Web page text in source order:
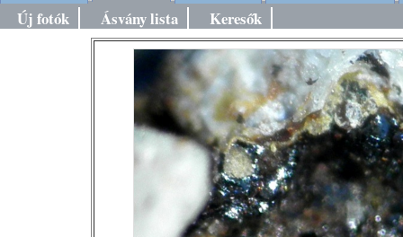
Új fotók
Ásvány lista Keresők